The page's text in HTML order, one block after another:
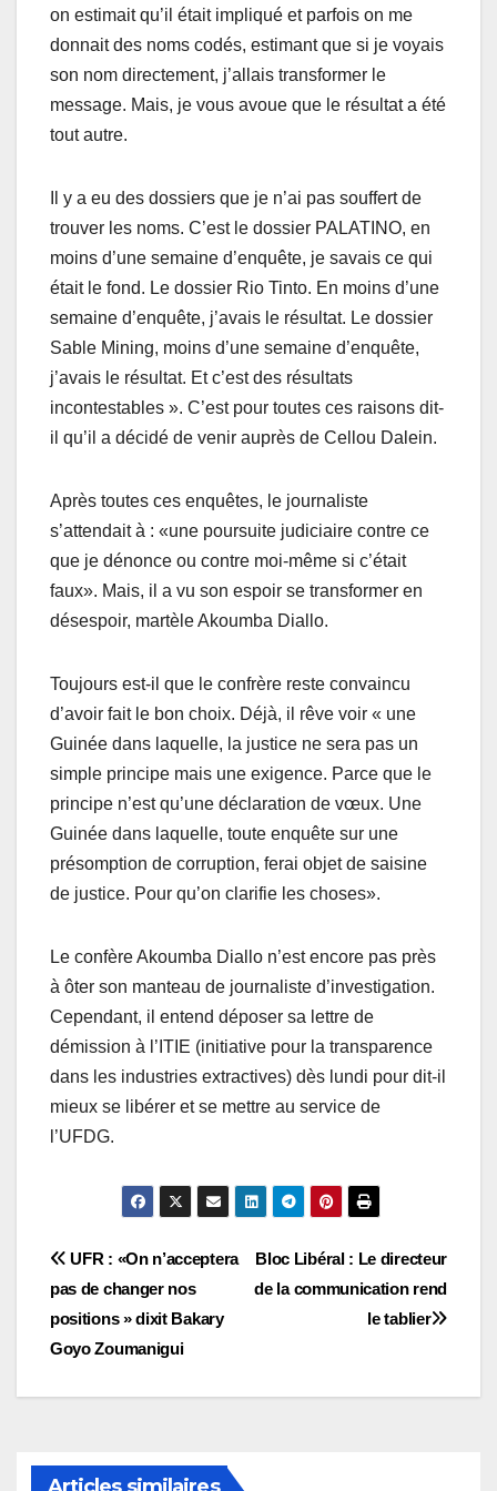
on estimait qu’il était impliqué et parfois on me
donnait des noms codés, estimant que si je voyais
son nom directement, j’allais transformer le
message. Mais, je vous avoue que le résultat a été
tout autre.
Il y a eu des dossiers que je n’ai pas souffert de
trouver les noms. C’est le dossier PALATINO, en
moins d’une semaine d’enquête, je savais ce qui
était le fond. Le dossier Rio Tinto. En moins d’une
semaine d’enquête, j’avais le résultat. Le dossier
Sable Mining, moins d’une semaine d’enquête,
j’avais le résultat. Et c’est des résultats
incontestables ». C’est pour toutes ces raisons dit-
il qu’il a décidé de venir auprès de Cellou Dalein.
Après toutes ces enquêtes, le journaliste
s’attendait à : «une poursuite judiciaire contre ce
que je dénonce ou contre moi-même si c’était
faux». Mais, il a vu son espoir se transformer en
désespoir, martèle Akoumba Diallo.
Toujours est-il que le confrère reste convaincu
d’avoir fait le bon choix. Déjà, il rêve voir « une
Guinée dans laquelle, la justice ne sera pas un
simple principe mais une exigence. Parce que le
principe n’est qu’une déclaration de vœux. Une
Guinée dans laquelle, toute enquête sur une
présomption de corruption, ferai objet de saisine
de justice. Pour qu’on clarifie les choses».
Le confère Akoumba Diallo n’est encore pas près
à ôter son manteau de journaliste d’investigation.
Cependant, il entend déposer sa lettre de
démission à l’ITIE (initiative pour la transparence
dans les industries extractives) dès lundi pour dit-il
mieux se libérer et se mettre au service de
l’UFDG.
Navigation
de
l’article
Bloc Libéral : Le directeur
de la communication rend
le tablier
UFR : «On n’acceptera
pas de changer nos
positions » dixit Bakary
Goyo Zoumanigui